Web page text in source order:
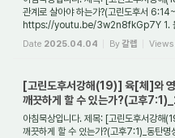
관계로 살아야 하는가?(고린도후서
https://youtu.be/3w2n8fkGp7Y 1. 들
관계를 맺고 살아야 하는가...
Date 2025.04.04 By갈렙 Views
[고린도후서강해(19)] 육[체]와 영
깨끗하게 할 수 있는가?(고후
아침묵상입니다. 제목: [고린도후서강해
깨끗하게 할 수 있는가?(고후7:1)_동탄명